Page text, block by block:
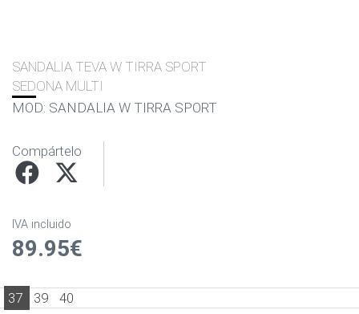
SANDALIA TEVA W TIRRA SPORT
SEDONA MULTI
MOD: SANDALIA W TIRRA SPORT
Compártelo
IVA incluido
89.95€
37 39 40